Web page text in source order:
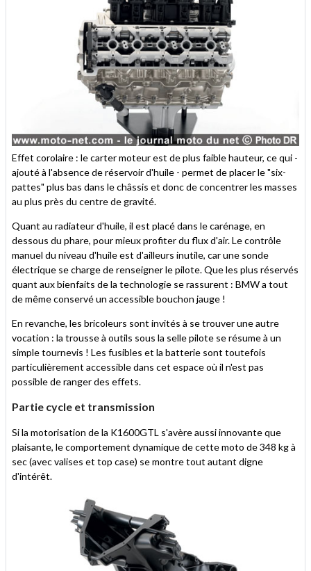
Effet corolaire : le carter moteur est de plus faible hauteur, ce qui -
ajouté à l'absence de réservoir d'huile - permet de placer le "six-
pattes" plus bas dans le châssis et donc de concentrer les masses
au plus près du centre de gravité.
Quant au radiateur d'huile, il est placé dans le carénage, en
dessous du phare, pour mieux profiter du flux d'air. Le contrôle
manuel du niveau d'huile est d'ailleurs inutile, car une sonde
électrique se charge de renseigner le pilote. Que les plus réservés
quant aux bienfaits de la technologie se rassurent : BMW a tout
de même conservé un accessible bouchon jauge !
En revanche, les bricoleurs sont invités à se trouver une autre
vocation : la trousse à outils sous la selle pilote se résume à un
simple tournevis ! Les fusibles et la batterie sont toutefois
particulièrement accessible dans cet espace où il n'est pas
possible de ranger des effets.
Partie cycle et transmission
Si la motorisation de la K1600GTL s'avère aussi innovante que
plaisante, le comportement dynamique de cette moto de 348 kg à
sec (avec valises et top case) se montre tout autant digne
d'intérêt.